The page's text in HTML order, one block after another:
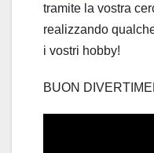
tramite la vostra
realizzando
i vostri hobby!
BUON